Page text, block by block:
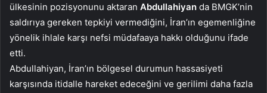
ülkesinin pozisyonunu aktaran Abdullahiyan da BMGK’nin
saldırıya gereken tepkiyi vermediğini, İran’ın egemenliğine
yönelik ihlale karşı nefsi müdafaaya hakkı olduğunu ifade
etti.
Abdullahiyan, İran’ın bölgesel durumun hassasiyeti
karşısında itidalle hareket edeceğini ve gerilimi daha fazla